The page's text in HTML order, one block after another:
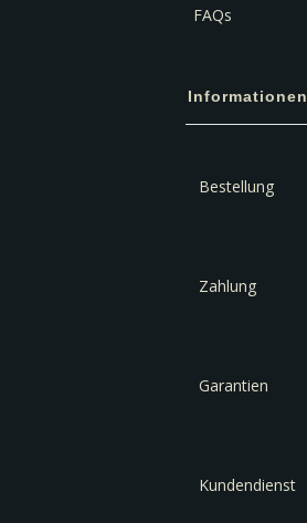
FAQs
Informationen
Bestellung
Zahlung
Garantien
Kundendienst